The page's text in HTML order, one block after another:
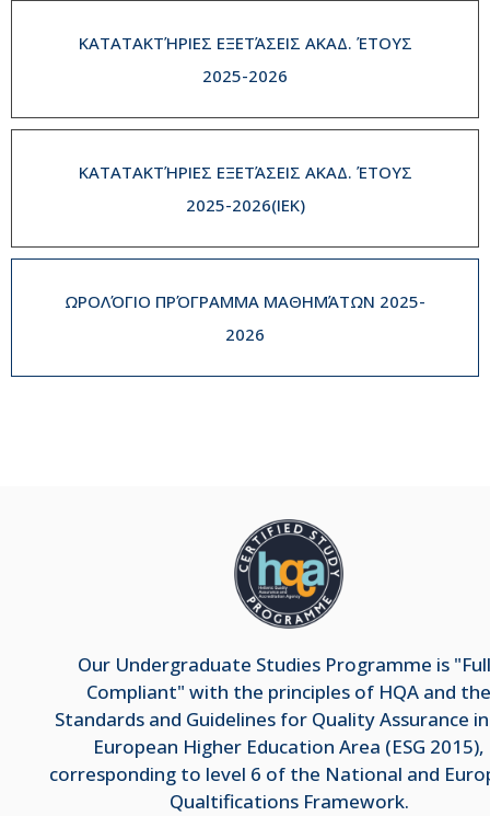
ΚΑΤΑΤΑΚΤΉΡΙΕΣ ΕΞΕΤΆΣΕΙΣ ΑΚΑΔ. ΈΤΟΥΣ
2025-2026
ΚΑΤΑΤΑΚΤΉΡΙΕΣ ΕΞΕΤΆΣΕΙΣ ΑΚΑΔ. ΈΤΟΥΣ
2025-2026(IEK)
ΩΡΟΛΌΓΙΟ ΠΡΌΓΡΑΜΜΑ ΜΑΘΗΜΆΤΩΝ 2025-
2026
Our Undergraduate Studies Programme is
Compliant" with the principles of HQA and the
Standards and Guidelines for Quality Assurance
European Higher Education Area (ESG 2015),
corresponding to level 6 of the National and
Qualtifications Framework.